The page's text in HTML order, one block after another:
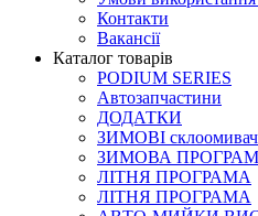
Контакти
Вакансії
Каталог товарів
PODIUM SERIES
Автозапчастини
ДОДАТКИ
ЗИМОВІ
ЗИМОВА
ЛІТНЯ ПРОГРАМА
ЛІТНЯ ПРОГРАМА